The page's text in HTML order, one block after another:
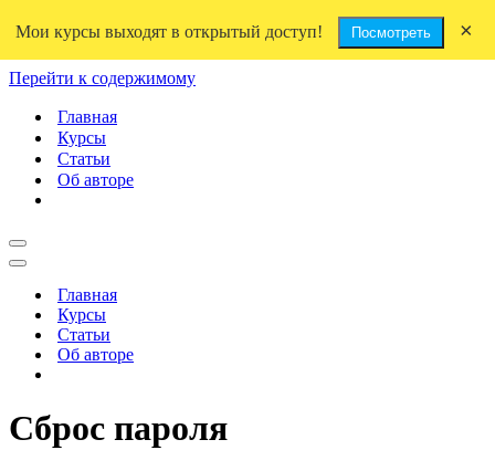
Перейти к содержимому
Главная
Курсы
Статьи
Об авторе
Меню
навигации
Меню
навигацииГлавная
Курсы
Статьи
Об авторе
Сброс пароля
Мои курсы выходят в открытый доступ! Посмотреть ×